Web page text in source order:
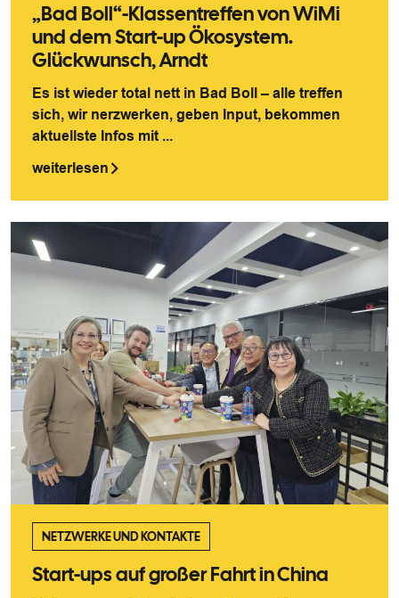
„Bad Boll“-Klassentreffen von WiMi
und dem Start-up Ökosystem.
Glückwunsch, Arndt
Es ist wieder total nett in Bad Boll – alle treffen
sich, wir nerzwerken, geben Input, bekommen
aktuellste Infos mit ...
weiterlesen
NETZWERKE UND KONTAKTE
Start-ups auf großer Fahrt in China